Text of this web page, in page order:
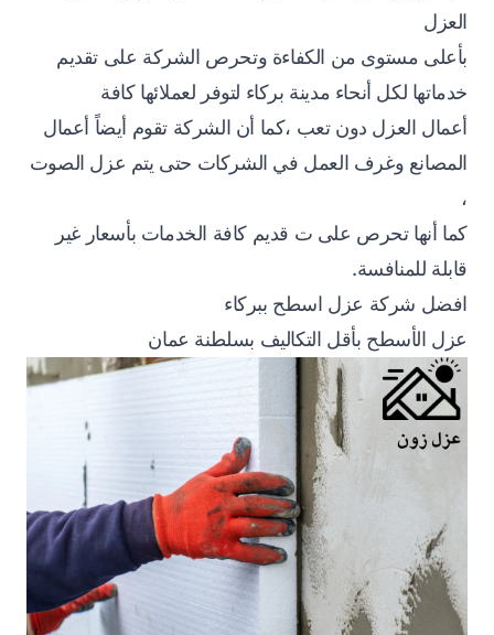
العزل
بأعلى مستوى من الكفاءة وتحرص الشركة على تقديم
خدماتها لكل أنحاء مدينة بركاء لتوفر لعملائها كافة
أعمال العزل دون تعب ،كما أن الشركة تقوم أيضاً أعمال
المصانع وغرف العمل في الشركات حتى يتم عزل الصوت
،
كما أنها تحرص على ت قديم كافة الخدمات بأسعار غير
قابلة للمنافسة.
افضل شركة عزل اسطح ببركاء
عزل الأسطح بأقل التكاليف بسلطنة عمان